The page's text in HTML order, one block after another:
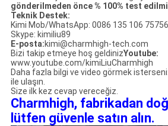
gönderilmeden önce % 100% test
Teknik Destek:
Kimi Mob/WhatsApp: 0086 135 106 75756
Skype: kimiliu89
E-posta:kimi@charmhigh-tech.com
Bizi takip etmeye hoş geldinizYoutube:
www.youtube.com/kimiLiuCharmhigh
Daha fazla bilgi ve video görmek
ile ulaşın.
Size ilk kez cevap vereceğiz.
Charmhigh, fabrikadan
lütfen güvenle satın alın.